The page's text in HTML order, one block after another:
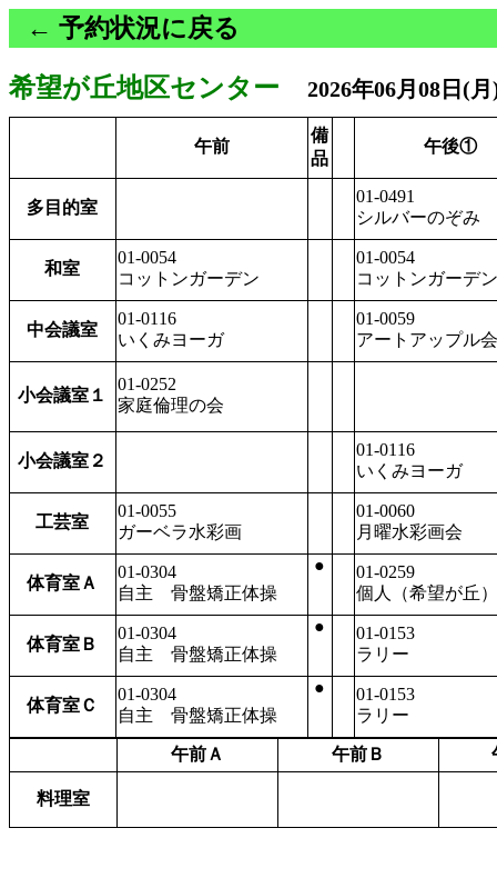
← 予約状況に戻る
希望が丘地区センター 2026年06月08日(
午前
備
品
午後①
多目的室
01-0491
シルバーのぞみ
和室
01-0054
コットンガーデン
01-0054
コットンガーデン
中会議室
01-0116
いくみヨーガ
01-0059
アートアップル会
小会議室１
01-0252
家庭倫理の会
小会議室２
01-0116
いくみヨーガ
工芸室
01-0055
ガーベラ水彩画
01-0060
月曜水彩画会
体育室Ａ
01-0304
自主 骨盤矯正体操
●
01-0259
個人（希望が丘）
体育室Ｂ
01-0304
自主 骨盤矯正体操
●
01-0153
ラリー
体育室Ｃ
01-0304
自主 骨盤矯正体操
●
01-0153
ラリー
午前Ａ 午前Ｂ
料理室